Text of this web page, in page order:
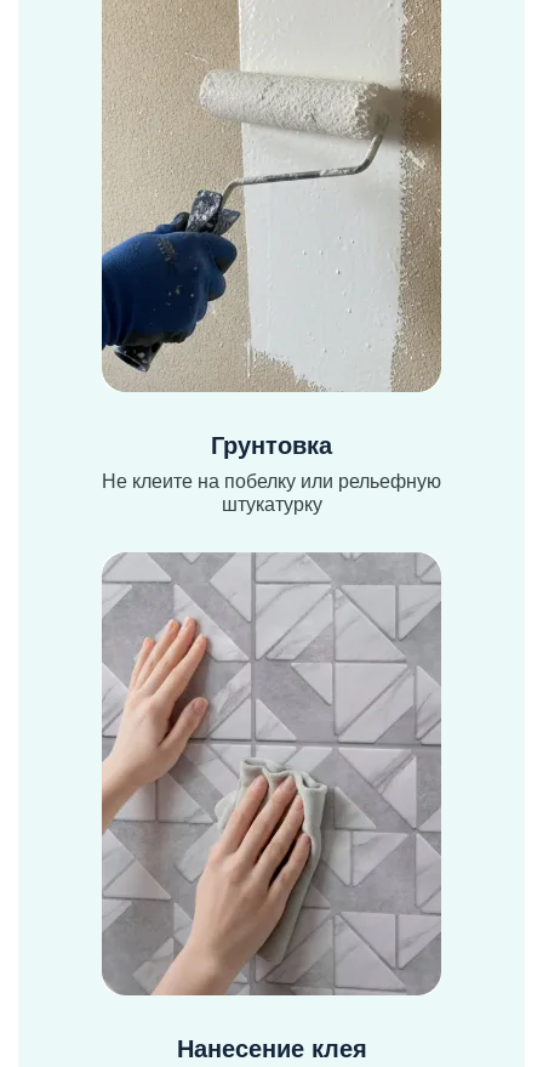
Грунтовка
Не клеите на побелку или рельефную
штукатурку
Нанесение клея